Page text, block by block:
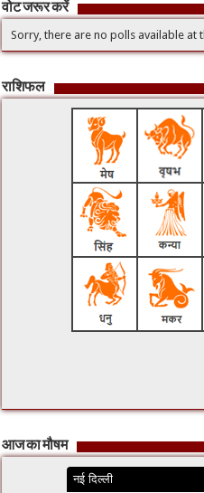
वोट जरूर करें
Sorry, there are no polls available at
राशिफल
आज का मौषम
नई दिल्ली